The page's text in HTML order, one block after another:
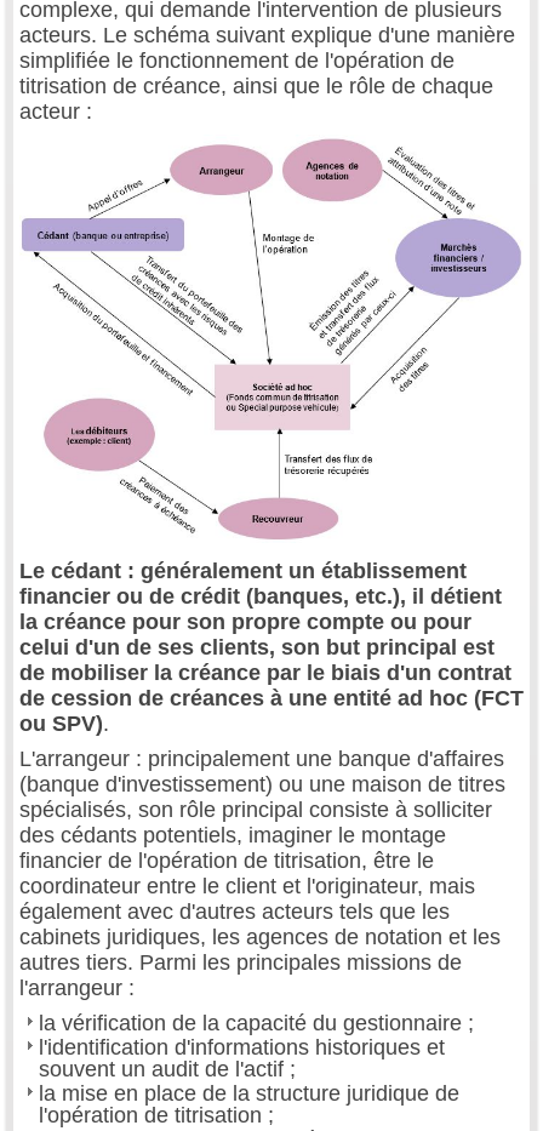
complexe, qui demande l'intervention de plusieurs
acteurs. Le schéma suivant explique d'une manière
simplifiée le fonctionnement de l'opération de
titrisation de créance, ainsi que le rôle de chaque
acteur :
Le cédant : généralement un établissement
financier ou de crédit (banques, etc.), il détient
la créance pour son propre compte ou pour
celui d'un de ses clients, son but principal est
de mobiliser la créance par le biais d'un contrat
de cession de créances à une entité ad hoc (FCT
ou SPV).
L'arrangeur : principalement une banque d'affaires
(banque d'investissement) ou une maison de titres
spécialisés, son rôle principal consiste à solliciter
des cédants potentiels, imaginer le montage
financier de l'opération de titrisation, être le
coordinateur entre le client et l'originateur, mais
également avec d'autres acteurs tels que les
cabinets juridiques, les agences de notation et les
autres tiers. Parmi les principales missions de
l'arrangeur :
la vérification de la capacité du gestionnaire ;
l'identification d'informations historiques et
souvent un audit de l'actif ;
la mise en place de la structure juridique de
l'opération de titrisation ;